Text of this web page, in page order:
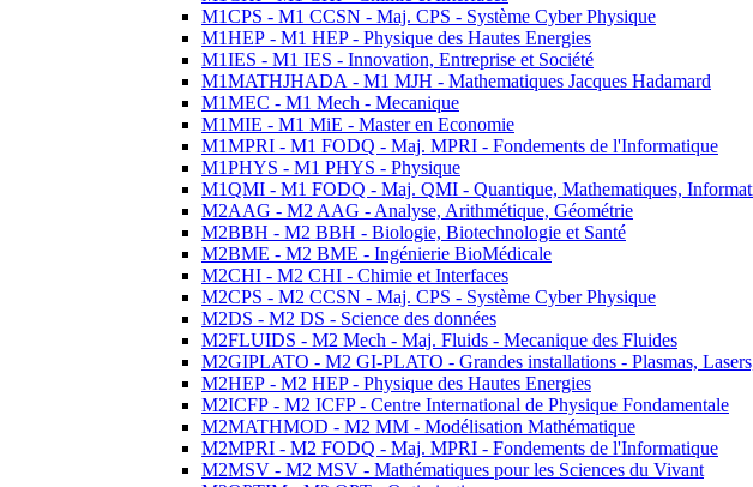
M1CPS - M1 CCSN - Maj. CPS - Système Cyber Physique
M1HEP - M1 HEP - Physique des Hautes Energies
M1IES - M1 IES - Innovation, Entreprise et Société
M1MATHJHADA - M1 MJH - Mathematiques Jacques Hadamard
M1MEC - M1 Mech - Mecanique
M1MIE - M1 MiE - Master en Economie
M1MPRI - M1 FODQ - Maj. MPRI - Fondements de l'Informatique
M1PHYS - M1 PHYS - Physique
M1QMI - M1 FODQ - Maj. QMI - Quantique, Mathematiques,
M2AAG - M2 AAG - Analyse, Arithmétique, Géométrie
M2BBH - M2 BBH - Biologie, Biotechnologie et Santé
M2BME - M2 BME - Ingénierie BioMédicale
M2CHI - M2 CHI - Chimie et Interfaces
M2CPS - M2 CCSN - Maj. CPS - Système Cyber Physique
M2DS - M2 DS - Science des données
M2FLUIDS - M2 Mech - Maj. Fluids - Mecanique des Fluides
M2GIPLATO - M2 GI-PLATO - Grandes installations - Plasmas,
M2HEP - M2 HEP - Physique des Hautes Energies
M2ICFP - M2 ICFP - Centre International de Physique Fondamentale
M2MATHMOD - M2 MM - Modélisation Mathématique
M2MPRI - M2 FODQ - Maj. MPRI - Fondements de l'Informatique
M2MSV - M2 MSV - Mathématiques pour les Sciences du Vivant